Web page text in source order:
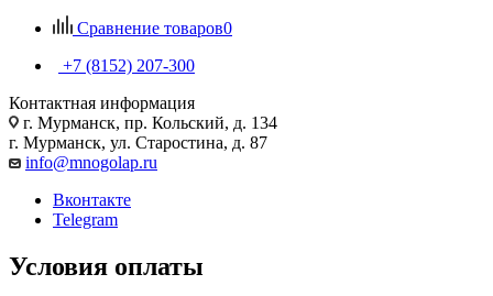
Сравнение товаров0
+7 (8152) 207-300
Контактная информация
г. Мурманск, пр. Кольский, д. 134
г. Мурманск, ул. Старостина, д. 87
info@mnogolap.ru
Вконтакте
Telegram
Условия оплаты